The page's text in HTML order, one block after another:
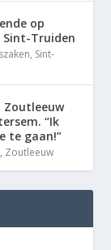
op
Truiden
, Sint-
Zoutleeuw
“Ik
te gaan!”
, Zoutleeuw